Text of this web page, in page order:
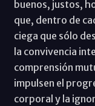
buenos, justos,
que, dentro de
ciega que sólo
la convivencia
comprensión
impulsen el
corporal y la